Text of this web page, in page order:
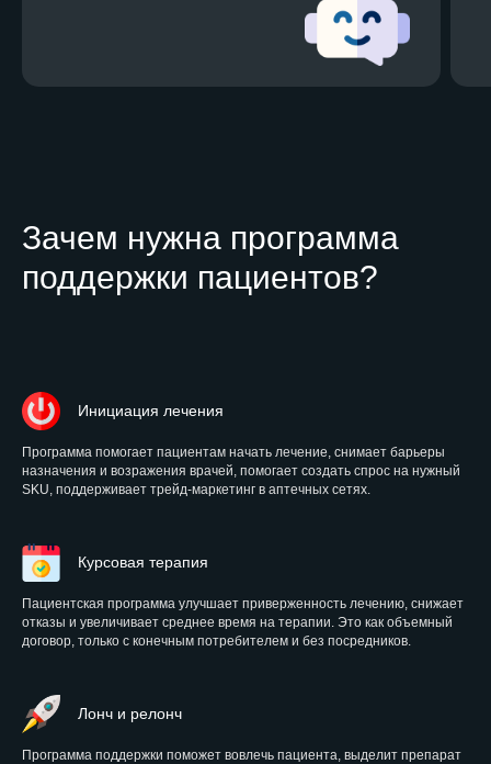
Зачем нужна программа
поддержки пациентов?
Инициация лечения
Программа помогает пациентам начать лечение, снимает барьеры
назначения и возражения врачей, помогает создать спрос на нужный
SKU, поддерживает трейд-маркетинг в аптечных сетях.
Курсовая терапия
Пациентская программа улучшает приверженность лечению, снижает
отказы и увеличивает среднее время на терапии. Это как объемный
договор, только с конечным потребителем и без посредников.
Лонч и релонч
Программа поддержки поможет вовлечь пациента, выделит препарат